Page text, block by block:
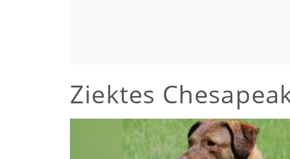
Ziektes